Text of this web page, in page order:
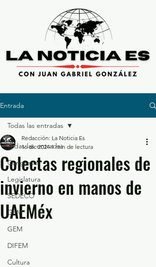
Entrada
Todas las entradas
Congreso
Legislatura
SEDECO
GEM
GEM
DIFEM
Cultura
Todas las entradas
Colectas regionales de
invierno en manos de
UAEMéx
Redacción: La Noticia Es
16 dic 2024 1 min de lectura